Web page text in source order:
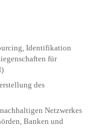
Identifikation
für
des
Netzwerkes
Banken und